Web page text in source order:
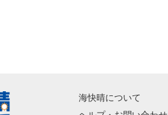
海快晴について